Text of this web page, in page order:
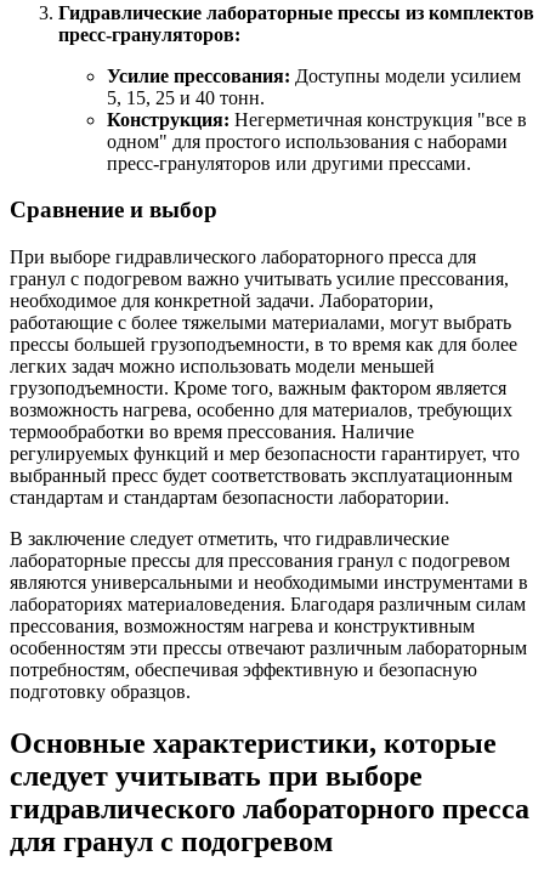
Гидравлические лабораторные прессы из комплектов
пресс-грануляторов:
Усилие прессования: Доступны модели усилием
5, 15, 25 и 40 тонн.
Конструкция: Негерметичная конструкция "все в
одном" для простого использования с наборами
пресс-грануляторов или другими прессами.
Сравнение и выбор
При выборе гидравлического лабораторного пресса для
гранул с подогревом важно учитывать усилие прессования,
необходимое для конкретной задачи. Лаборатории,
работающие с более тяжелыми материалами, могут выбрать
прессы большей грузоподъемности, в то время как для более
легких задач можно использовать модели меньшей
грузоподъемности. Кроме того, важным фактором является
возможность нагрева, особенно для материалов, требующих
термообработки во время прессования. Наличие
регулируемых функций и мер безопасности гарантирует, что
выбранный пресс будет соответствовать эксплуатационным
стандартам и стандартам безопасности лаборатории.
В заключение следует отметить, что гидравлические
лабораторные прессы для прессования гранул с подогревом
являются универсальными и необходимыми инструментами в
лабораториях материаловедения. Благодаря различным силам
прессования, возможностям нагрева и конструктивным
особенностям эти прессы отвечают различным лабораторным
потребностям, обеспечивая эффективную и безопасную
подготовку образцов.
Основные характеристики, которые
следует учитывать при выборе
гидравлического лабораторного пресса
для гранул с подогревом